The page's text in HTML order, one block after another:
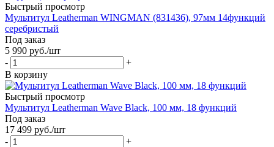
Быстрый просмотр
Мультитул Leatherman WINGMAN (831436), 97мм 14функций
серебристый
Под заказ
5 990 руб./шт
-
+
В корзину
Быстрый просмотр
Мультитул Leatherman Wave Black, 100 мм, 18 функций
Под заказ
17 499 руб./шт
-
+